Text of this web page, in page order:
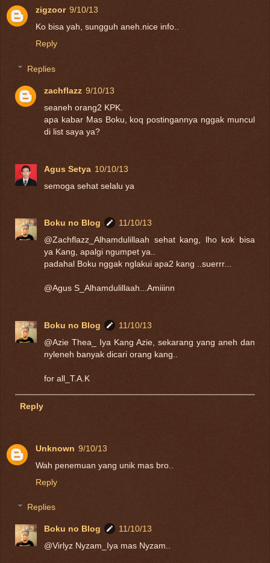
zigzoor 9/10/13
Ko bisa yah, sungguh aneh.nice info..
Reply
Replies
zachflazz 9/10/13
seaneh orang2 KPK.
apa kabar Mas Boku, koq postingannya nggak muncul
di list saya ya?
Agus Setya 10/10/13
semoga sehat selalu ya
Boku no Blog
11/10/13
@Zachflazz_Alhamdulillaah sehat kang, lho kok bisa
ya Kang, apalgi ngumpet ya..
padahal Boku nggak nglakui apa2 kang ..suerrr...
@Agus S_Alhamdulillaah...Amiiinn
Boku no Blog
11/10/13
@Azie Thea_ Iya Kang Azie, sekarang yang aneh dan
nyleneh banyak dicari orang kang..
for all_T.A.K
Reply
Unknown 9/10/13
Wah penemuan yang unik mas bro..
Reply
Replies
Boku no Blog
11/10/13
@Virlyz Nyzam_Iya mas Nyzam..